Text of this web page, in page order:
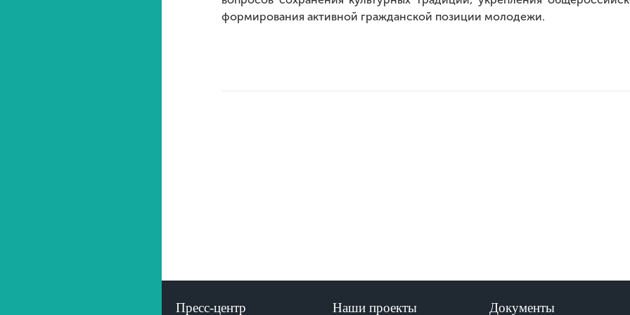
формирования активной гражданской позиции молодежи.
Пресс-центр Наши проекты Документы